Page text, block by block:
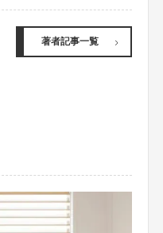
著者記事一覧